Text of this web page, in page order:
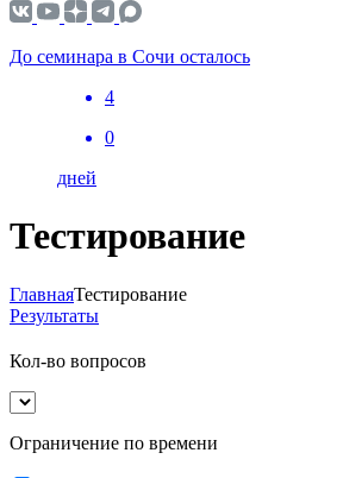
До семинара в Сочи осталось
4
0
дней
Тестирование
ГлавнаяТестирование
Результаты
Кол-во вопросов
Ограничение по времени